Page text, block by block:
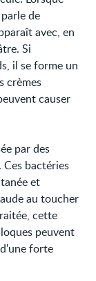
de
avec, en
Si
il se forme un
crèmes
causer
par des
bactéries
et
au toucher
cette
peuvent
forte